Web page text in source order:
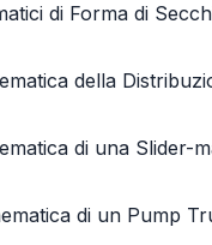
di Forma di
della
di una Slider-
di un Pump